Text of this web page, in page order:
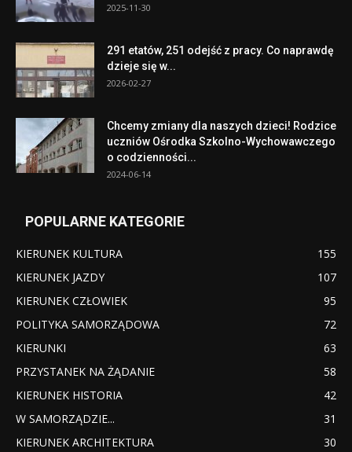
2025-11-30
291 etatów, 251 odejść z pracy. Co naprawdę
dzieje się w...
2026-02-27
Chcemy zmiany dla naszych dzieci! Rodzice
uczniów Ośrodka Szkolno-Wychowawczego
o codzienności...
2024-06-14
POPULARNE KATEGORIE
KIERUNEK KULTURA
155
KIERUNEK JAZDY
107
KIERUNEK CZŁOWIEK
95
POLITYKA SAMORZĄDOWA
72
KIERUNKI
63
PRZYSTANEK NA ŻĄDANIE
58
KIERUNEK HISTORIA
42
W SAMORZĄDZIE...
31
KIERUNEK ARCHITEKTURA
30